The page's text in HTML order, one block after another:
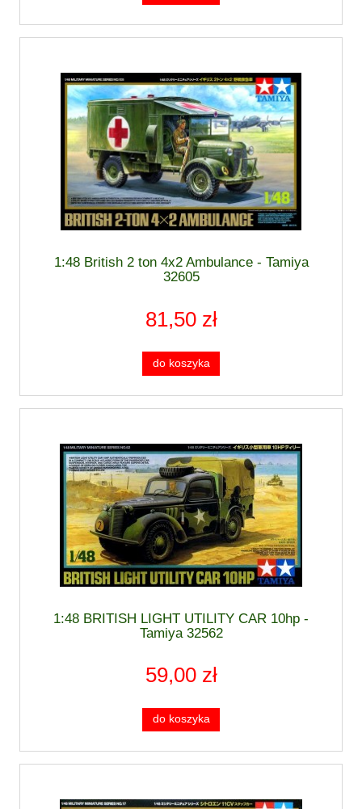
1:48 British 2 ton 4x2 Ambulance - Tamiya
32605
81,50 zł
do koszyka
1:48 BRITISH LIGHT UTILITY CAR 10hp -
Tamiya 32562
59,00 zł
do koszyka